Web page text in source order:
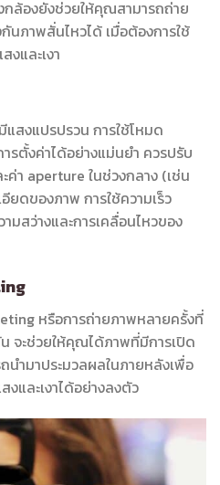
กล้องยังช่วยให้คุณสามารถถ่าย
ภาพสั่นไหวได้ เมื่อต้องการใช้
งและเงา
แสงแปรปรวน การใช้โหมด
รตั้งค่าได้อย่างแม่นยำ ควรปรับ
ค่า aperture ในช่วงกลาง (เช่น
ยดของภาพ การใช้ความเร็ว
มสว่างและการเคลื่อนไหวของ
หรือการถ่ายภาพหลายครั้งที่
จะช่วยให้คุณได้ภาพที่มีการเปิด
ำมาประมวลผลในภายหลังเพื่อ
และเงาได้อย่างลงตัว